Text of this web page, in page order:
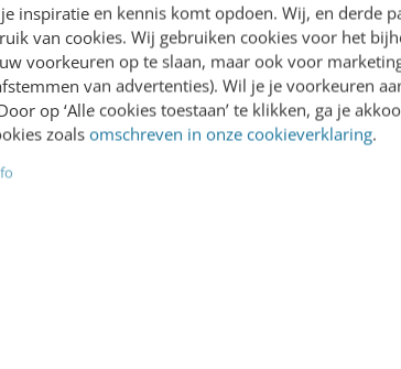
inspiratie en kennis komt opdoen. Wij, en derde
van cookies. Wij gebruiken cookies voor het
voorkeuren op te slaan, maar ook voor
van advertenties). Wil je je voorkeuren
op ‘Alle cookies toestaan’ te klikken, ga je
zoals omschreven in onze cookieverklaring.
voor je organisatie, maar is dat